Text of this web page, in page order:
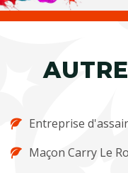
Entreprise
Maçon Carry Le